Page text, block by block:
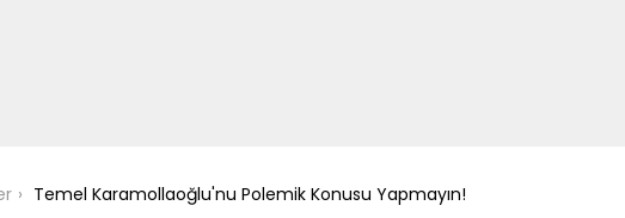
Temel Karamollaoğlu'nu Polemik Konusu Yapmayın!